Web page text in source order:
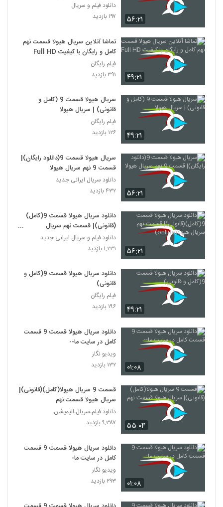
۵۶:۲۱
دانلود فیلم و سریال
۱۹۷ بازدید
۴۹:۲۱
تماشا آنلاین سریال هیولا قسمت نهم
کامل و رایگان با کیفیت Full HD
فیلم رایگان
۳۹۱ بازدید
۴۹:۲۱
سریال هیولا قسمت 9 (کامل و
قانونی) | سریال هیولا
فیلم رایگان
۱۲۶ بازدید
۵۶:۲۱
سریال هیولا قسمت 9(دانلود رایگان)|
قسمت 9 نهم سریال هیولا
دانلود سریال ایرانی جدید
۴۳۲ بازدید
۵۶:۲۱
دانلود سریال هیولا قسمت 9(کامل)
(قانونی)| قسمت نهم سریال
هیولا(online)
دانلود فیلم و سریال ایرانی جدید
۱,۲۳۱ بازدید
۴۹:۲۱
دانلود سریال هیولا قسمت 9(کامل و
قانونی)
فیلم رایگان
۱۹۶ بازدید
۰۱:۰۸
دانلود سریال هیولا قسمت 9 قسمت
کامل در سایت ما--
ویدیو نگار
۱۳۲ بازدید
۵۵:۰۴
قسمت 9 سریال هیولا(کامل)(قانونی)|
سریال هیولا قسمت نهم
دانلود فیلم،سریال،انیمیشن،
۹,۳۸۷ بازدید
۰۱:۰۸
دانلود سریال هیولا قسمت 9 قسمت
کامل در سایت ما-
ویدیو نگار
۲۹۳ بازدید